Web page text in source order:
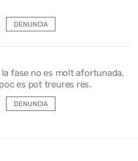
DENUNCIA
fase no es molt afortunada,
es pot treures res.
DENUNCIA